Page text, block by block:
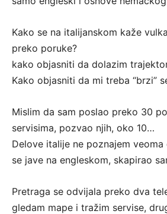
Kako se na italijanskom kaže
preko poruke?
kako objasniti da dolazim
Kako objasniti da mi treba “brzi”
Mislim da sam poslao preko 30
servisima, pozvao njih, oko 10…
Delove italije ne poznajem
se jave na engleskom, skapirao
Pretraga se odvijala preko dva
gledam mape i tražim servise,